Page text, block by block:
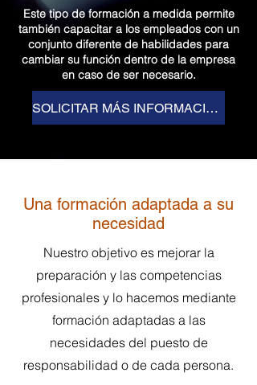
Este tipo de formación a medida permite
también capacitar a los empleados con un
conjunto diferente de habilidades para
cambiar su función dentro de la empresa
en caso de ser necesario.
SOLICITAR MÁS INFORMACIÓN SOBRE FORMACIÓN A MEDIDA
Una formación adaptada a su
necesidad
Nuestro objetivo es mejorar la
preparación y las competencias
profesionales y lo hacemos mediante
formación adaptadas a las
necesidades del puesto de
responsabilidad o de cada persona.